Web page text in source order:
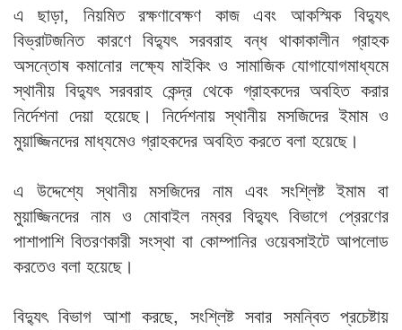
এ ছাড়া, নিয়মিত রক্ষণাবেক্ষণ কাজ এবং আকস্মিক বিদ্যুৎ
বিভ্রাটজনিত কারণে বিদ্যুৎ সরবরাহ বন্ধ থাকাকালীন গ্রাহক
অসন্তোষ কমানোর লক্ষ্যে মাইকিং ও সামাজিক যোগাযোগমাধ্যমে
স্থানীয় বিদ্যুৎ সরবরাহ কেন্দ্র থেকে গ্রাহকদের অবহিত করার
নির্দেশনা দেয়া হয়েছে। নির্দেশনায় স্থানীয় মসজিদের ইমাম ও
মুয়াজ্জিনদের মাধ্যমেও গ্রাহকদের অবহিত করতে বলা হয়েছে।
এ উদ্দেশ্যে স্থানীয় মসজিদের নাম এবং সংশ্লিষ্ট ইমাম বা
মুয়াজ্জিনদের নাম ও মোবাইল নম্বর বিদ্যুৎ বিভাগে প্রেরণের
পাশাপাশি বিতরণকারী সংস্থা বা কোম্পানির ওয়েবসাইটে আপলোড
করতেও বলা হয়েছে।
বিদ্যুৎ বিভাগ আশা করছে, সংশ্লিষ্ট সবার সমন্বিত প্রচেষ্টায়